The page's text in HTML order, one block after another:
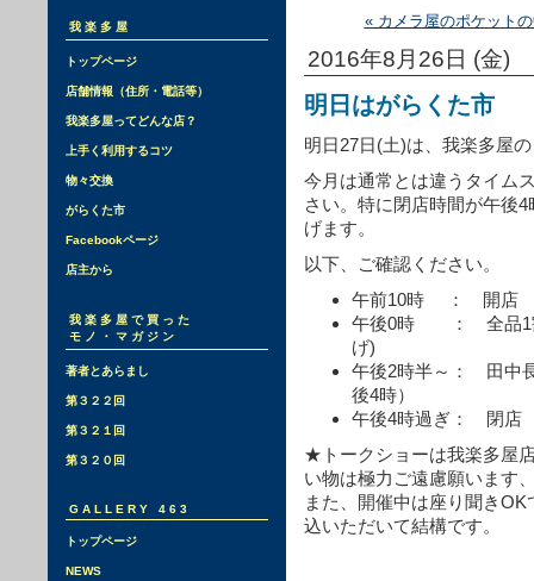
我楽多屋
トップページ
店舗情報（住所・電話等）
我楽多屋ってどんな店？
上手く利用するコツ
物々交換
がらくた市
Facebookページ
店主から
我楽多屋で買った
モノ・マガジン
著者とあらまし
第３２２回
第３２１回
第３２０回
GALLERY 463
トップページ
NEWS
« カメラ屋のポケット
2016年8月26日 (金)
明日はがらくた市
明日27日(土)は、我楽多屋
今月は通常とは違うタイム
さい。特に閉店時間が午後
げます。
以下、ご確認ください。
午前10時 ： 開店
午後0時 ： 全品1割
げ)
午後2時半～： 田中
後4時）
午後4時過ぎ： 閉店
★トークショーは我楽多屋
い物は極力ご遠慮願います
また、開催中は座り聞き
込いただいて結構です。